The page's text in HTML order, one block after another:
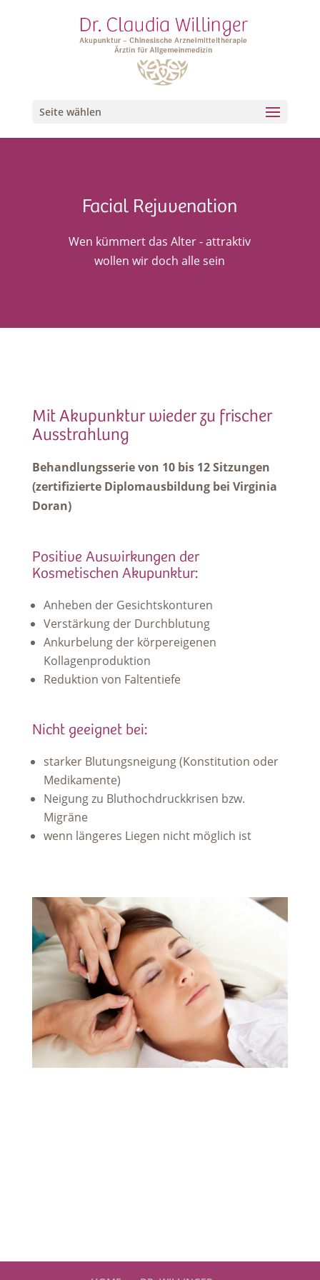
Seite wählen
Facial Rejuvenation
Wen kümmert das Alter - attraktiv
wollen wir doch alle sein
Mit Akupunktur wieder zu frischer
Ausstrahlung
Behandlungsserie von 10 bis 12 Sitzungen
(zertifizierte Diplomausbildung bei Virginia
Doran)
Positive Auswirkungen der
Kosmetischen Akupunktur:
Anheben der Gesichtskonturen
Verstärkung der Durchblutung
Ankurbelung der körpereigenen
Kollagenproduktion
Reduktion von Faltentiefe
Nicht geeignet bei:
starker Blutungsneigung (Konstitution oder
Medikamente)
Neigung zu Bluthochdruckkrisen bzw.
Migräne
wenn längeres Liegen nicht möglich ist